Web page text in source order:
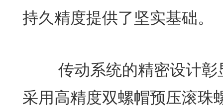
持久精度提供了坚实基础。
传动系统的精密设计彰
采用高精度双螺帽预压滚珠